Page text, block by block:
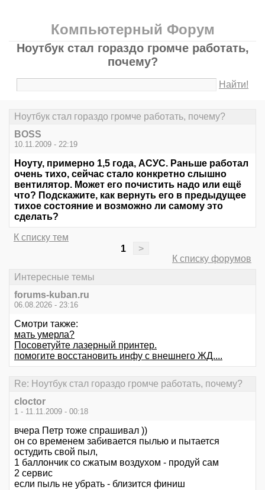
Компьютерный Форум
Ноутбук стал гораздо громче работать,
почему?
Найти!
Ноутбук стал гораздо громче работать, почему?
BOSS
10.11.2009 - 22:19
Ноуту, примерно 1,5 года, АСУС. Раньше работал
очень тихо, сейчас стало конкретно слышно
вентилятор. Может его почистить надо или ещё
что? Подскажите, как вернуть его в предыдущее
тихое состояние и возможно ли самому это
сделать?
К списку тем
1
>
К списку форумов
Интересные темы
forums-kuban.ru
06.08.2026 - 23:16
Смотри также:
мать умерла?
Посоветуйте лазерный принтер.
помогите восстановить инфу с внешнего ЖД....
Re: Ноутбук стал гораздо громче работать, почему?
cloctor
1 - 11.11.2009 - 00:18
вчера Петр тоже спрашивал ))
он со временем забивается пылью и пытается
остудить свой пыл,
1 баллончик со сжатым воздухом - продуй сам
2 сервис
если пыль не убрать - близится финиш